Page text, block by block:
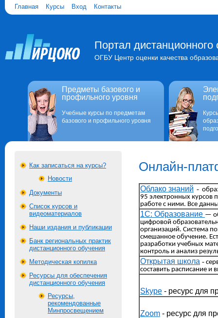
Главная Курсы Вход Контакты
Портал
ОГБУ Центр оценки качества
Предметы базового и
профильного уровня
Учебные курсы по предметам
базового и профильного уровня
Как записаться на курсы?
Новости
Документы
Список курсов и
видеоматериалов
Наши издания и публикации
Банк региональных практик
дистанционного обучения
Методическая копилка
Ресурсы для обеспечения
дистанционного обучения
Ресурсы,
рекомендованные
Минпросвещением
Онлайн-
Облако знаний -
95 электронных курсов
работе с ними. Все
1С: Образование —
цифровой
организаций. Система
смешанное обучение.
разработки учебных
контроль и анализ
Открытая школа -
составить расписание и
Skype - ресурс для
Zoom - ресурс для